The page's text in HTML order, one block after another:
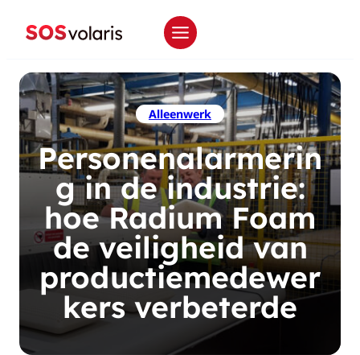
Alleenwerk
Personenalarmerin
g in de industrie:
hoe Radium Foam
de veiligheid van
productiemedewer
kers verbeterde